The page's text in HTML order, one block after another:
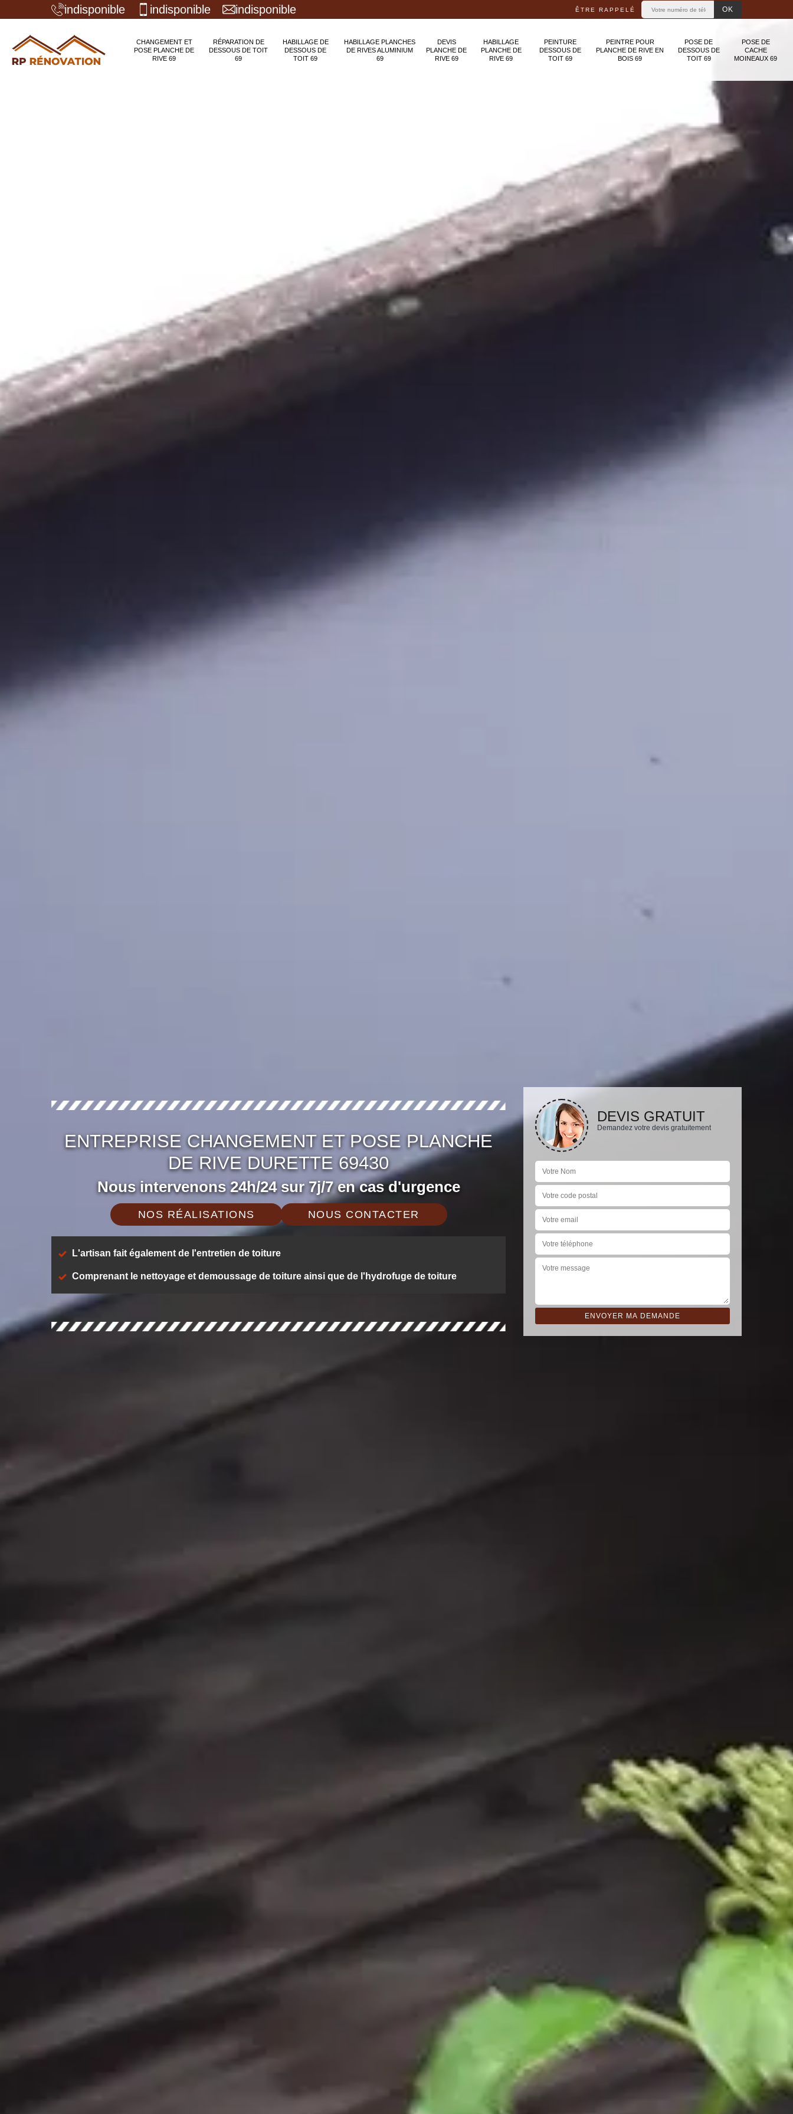
indisponible indisponible indisponible ÊTRE RAPPELÉ
CHANGEMENT ET
POSE PLANCHE DE
RIVE 69
RÉPARATION DE
DESSOUS DE TOIT
69
HABILLAGE DE
DESSOUS DE
TOIT 69
HABILLAGE PLANCHES
DE RIVES ALUMINIUM
69
DEVIS
PLANCHE DE
RIVE 69
HABILLAGE
PLANCHE DE
RIVE 69
PEINTURE
DESSOUS DE
TOIT 69
PEINTRE POUR
PLANCHE DE RIVE EN
BOIS 69
POSE DE
DESSOUS DE
TOIT 69
POSE DE
CACHE
MOINEAUX 69
ENTREPRISE CHANGEMENT ET POSE PLANCHE
DE RIVE DURETTE 69430
Nous intervenons 24h/24 sur 7j/7 en cas d'urgence
NOS RÉALISATIONS NOUS CONTACTER
L'artisan fait également de l'entretien de toiture
Comprenant le nettoyage et demoussage de toiture ainsi que de l'hydrofuge de toiture
DEVIS GRATUIT
Demandez votre devis gratuitement